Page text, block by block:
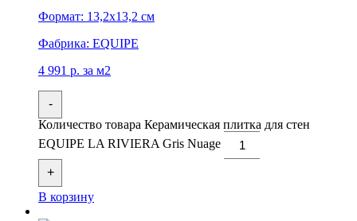
Формат: 13,2x13,2 см
Фабрика: EQUIPE
4 991 р. за м2
-
Количество товара Керамическая плитка для стен
EQUIPE LA RIVIERA Gris Nuage
+
В корзину